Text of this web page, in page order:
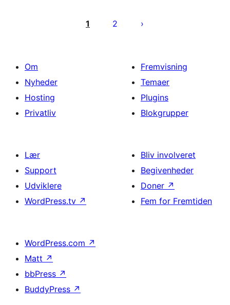
1 2
Om
Nyheder
Hosting
Privatliv
Fremvisning
Temaer
Plugins
Blokgrupper
Lær
Support
Udviklere
WordPress.tv ↗
Bliv involveret
Begivenheder
Doner ↗
Fem for Fremtiden
WordPress.com ↗
Matt ↗
bbPress ↗
BuddyPress ↗